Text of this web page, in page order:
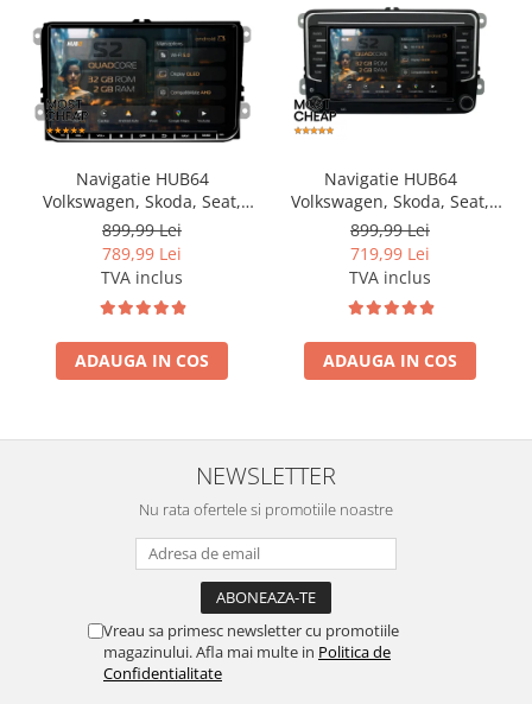
Navigatie HUB64
Volkswagen, Skoda, Seat,
2GB RAM, Android, GPS, Wi-
FI, Carplay, Android Auto,
USB, Bluetooth, Radio,
Waze, Touchscreen, 9 inch
899,99 Lei
789,99 Lei
TVA inclus
ADAUGA IN COS
Navigatie HUB64
Volkswagen, Skoda, Seat,
2GB RAM, Android, GPS, Wi-
FI, Carplay, Android Auto,
USB, Bluetooth, Radio,
Waze, Touchscreen, 7 inch
899,99 Lei
719,99 Lei
TVA inclus
ADAUGA IN COS
NEWSLETTER
Nu rata ofertele si promotiile noastre
Vreau sa primesc newsletter cu promotiile
magazinului. Afla mai multe in Politica de
Confidentialitate